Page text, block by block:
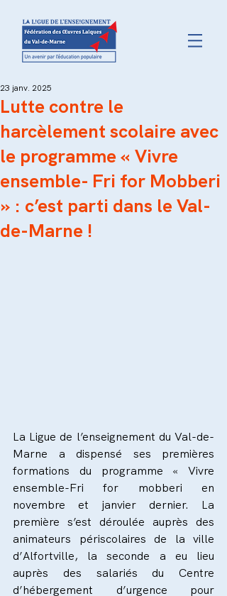
Lutte contre le
harcèlement scolaire avec
le programme « Vivre
ensemble- Fri for Mobberi
» : c’est parti dans le Val-
de-Marne !
23 janv. 2025
La Ligue de l’enseignement du Val-de-
Marne a dispensé ses premières
formations du programme « Vivre
ensemble-Fri for mobberi en
novembre et janvier dernier. La
première s’est déroulée auprès des
animateurs périscolaires de la ville
d’Alfortville, la seconde a eu lieu
auprès des salariés du Centre
d’hébergement d’urgence pour